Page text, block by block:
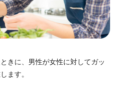
きに、男性が女性に対してガッ
ます。